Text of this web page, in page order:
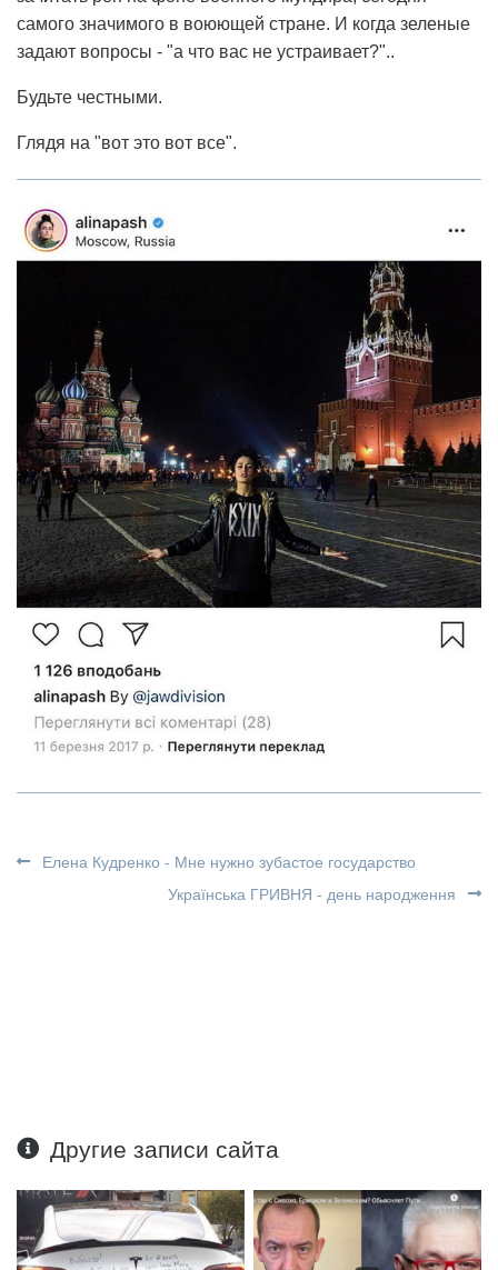
самого значимого в воюющей стране. И когда зеленые
задают вопросы - "а что вас не устраивает?"..
Будьте честными.
Глядя на "вот это вот все".
Елена Кудренко - Мне нужно зубастое государство
Українська ГРИВНЯ - день народження
Другие записи сайта